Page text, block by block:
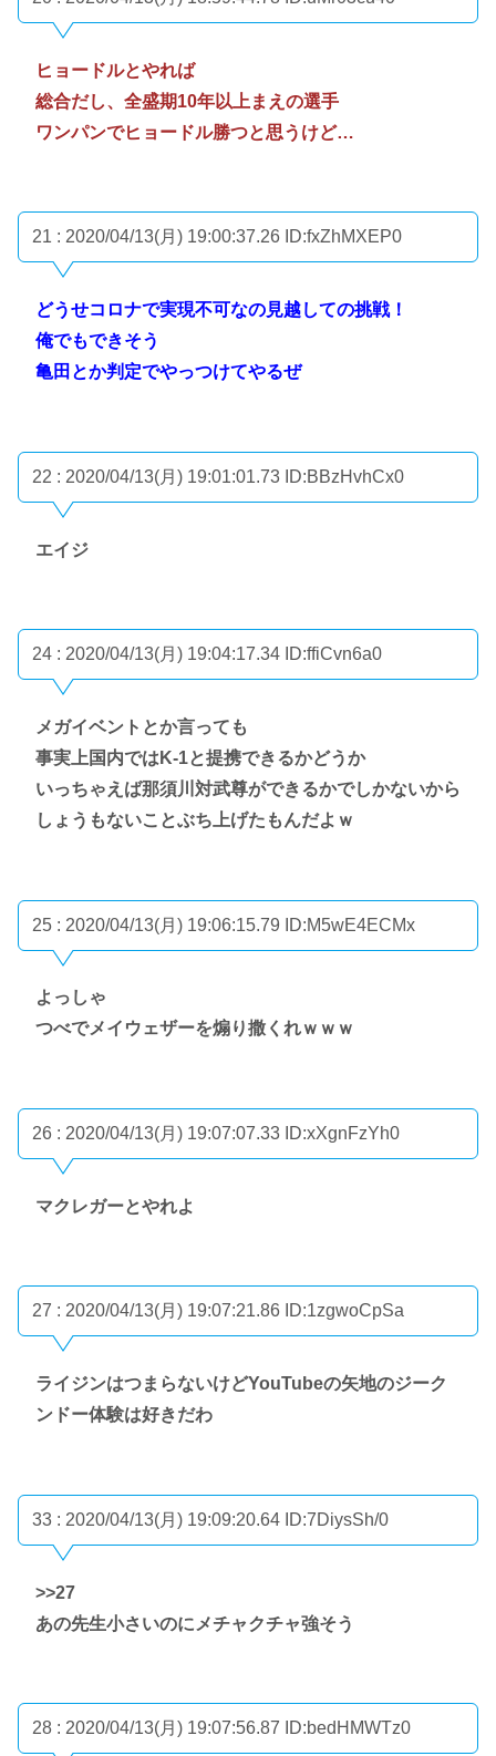
ヒョードルとやれば
総合だし、全盛期10年以上まえの選手
ワンパンでヒョードル勝つと思うけど…
21 : 2020/04/13(月) 19:00:37.26 ID:fxZhMXEP0
どうせコロナで実現不可なの見越しての挑戦！
俺でもできそう
亀田とか判定でやっつけてやるぜ
22 : 2020/04/13(月) 19:01:01.73 ID:BBzHvhCx0
エイジ
24 : 2020/04/13(月) 19:04:17.34 ID:ffiCvn6a0
メガイベントとか言っても
事実上国内ではK-1と提携できるかどうか
いっちゃえば那須川対武尊ができるかでしかないから
しょうもないことぶち上げたもんだよｗ
25 : 2020/04/13(月) 19:06:15.79 ID:M5wE4ECMx
よっしゃ
つべでメイウェザーを煽り撒くれｗｗｗ
26 : 2020/04/13(月) 19:07:07.33 ID:xXgnFzYh0
マクレガーとやれよ
27 : 2020/04/13(月) 19:07:21.86 ID:1zgwoCpSa
ライジンはつまらないけどYouTubeの矢地のジーク
ンドー体験は好きだわ
33 : 2020/04/13(月) 19:09:20.64 ID:7DiysSh/0
>>27
あの先生小さいのにメチャクチャ強そう
28 : 2020/04/13(月) 19:07:56.87 ID:bedHMWTz0